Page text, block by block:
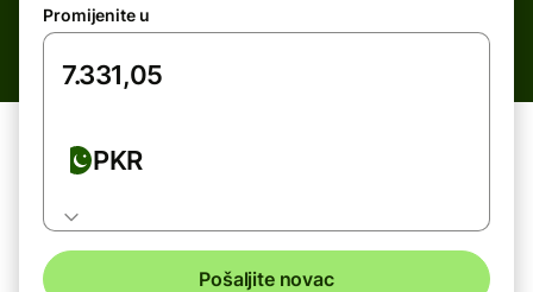
Promijenite u
PKR
Pošaljite novac